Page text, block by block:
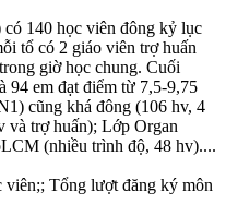
140 học viên đông kỷ lục
tổ có 2 giáo viên trợ huấn
giờ học chung. Cuối
94 em đạt điểm từ 7,5-9,75
cũng khá đông (106 hv, 4
trợ huấn); Lớp Organ
(nhiều trình độ, 48 hv)....
viên;; Tổng lượt đăng ký môn